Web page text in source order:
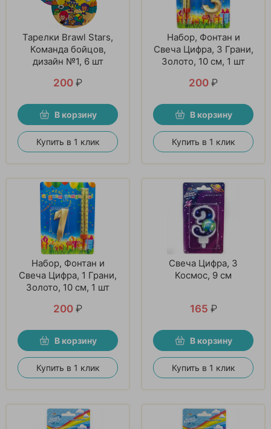
Тарелки Brawl Stars,
Команда бойцов,
дизайн №1, 6 шт
200 ₽
В корзину
Купить в 1 клик
Набор, Фонтан и
Свеча Цифра, 3 Грани,
Золото, 10 см, 1 шт
200 ₽
В корзину
Купить в 1 клик
Набор, Фонтан и
Свеча Цифра, 1 Грани,
Золото, 10 см, 1 шт
200 ₽
В корзину
Купить в 1 клик
Свеча Цифра, 3
Космос, 9 см
165 ₽
В корзину
Купить в 1 клик